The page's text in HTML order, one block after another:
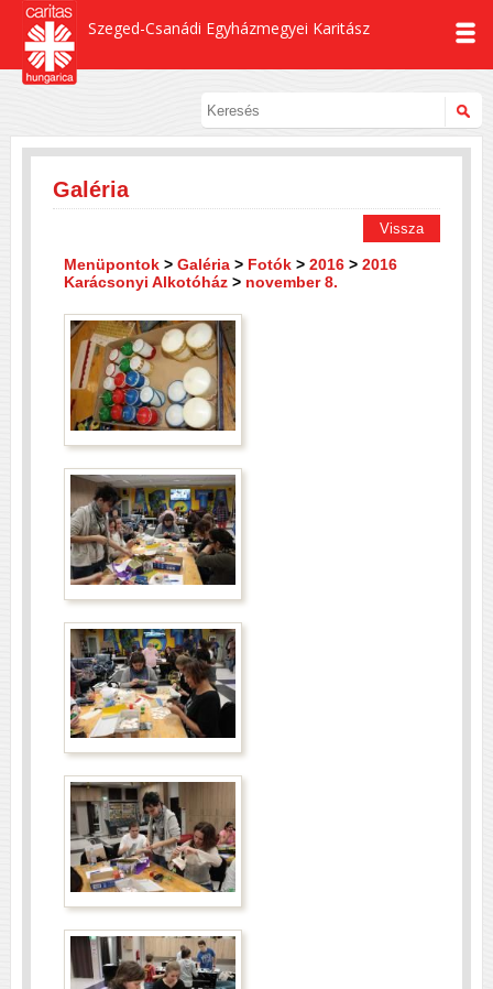
Szeged-Csanádi Egyházmegyei Karitász
Galéria
Vissza
Menüpontok > Galéria > Fotók > 2016 > 2016
Karácsonyi Alkotóház > november 8.